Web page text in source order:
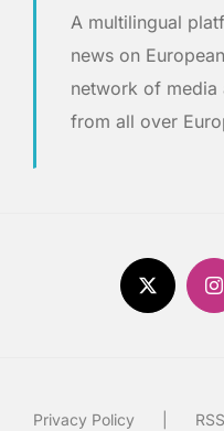
A multilingual
news on
network of media
from all over
Privacy Policy RSS